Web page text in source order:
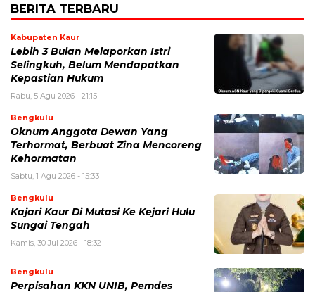
BERITA TERBARU
Kabupaten Kaur
Lebih 3 Bulan Melaporkan Istri
Selingkuh, Belum Mendapatkan
Kepastian Hukum
Rabu, 5 Agu 2026 - 21:15
Bengkulu
Oknum Anggota Dewan Yang
Terhormat, Berbuat Zina Mencoreng
Kehormatan
Sabtu, 1 Agu 2026 - 15:33
Bengkulu
Kajari Kaur Di Mutasi Ke Kejari Hulu
Sungai Tengah
Kamis, 30 Jul 2026 - 18:32
Bengkulu
Perpisahan KKN UNIB, Pemdes